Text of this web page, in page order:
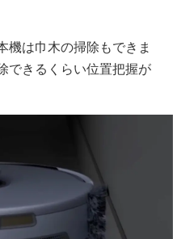
は巾木の掃除もできま
できるくらい位置把握が